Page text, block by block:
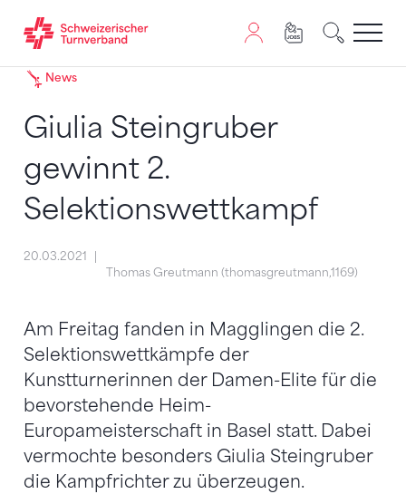
Zum Inhalt springen
Zur Sitemap navigieren
Zum Navigieren dieser Seite wird JavaScript benötigt.
News
Giulia Steingruber
gewinnt 2.
Selektionswettkampf
20.03.2021
Thomas Greutmann (thomasgreutmann,1169)
Am Freitag fanden in Magglingen die 2.
Selektionswettkämpfe der
Kunstturnerinnen der Damen-Elite für die
bevorstehende Heim-
Europameisterschaft in Basel statt. Dabei
vermochte besonders Giulia Steingruber
die Kampfrichter zu überzeugen.